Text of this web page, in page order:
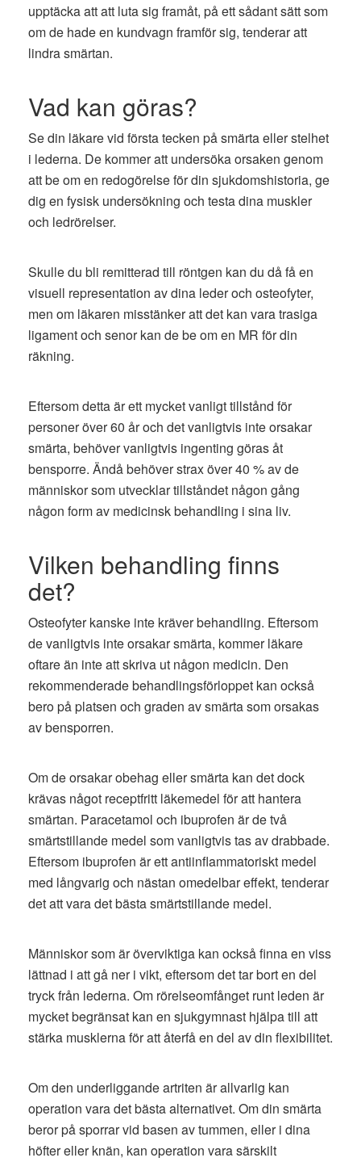
upptäcka att att luta sig framåt, på ett sådant sätt som
om de hade en kundvagn framför sig, tenderar att
lindra smärtan.
Vad kan göras?
Se din läkare vid första tecken på smärta eller stelhet
i lederna. De kommer att undersöka orsaken genom
att be om en redogörelse för din sjukdomshistoria, ge
dig en fysisk undersökning och testa dina muskler
och ledrörelser.
Skulle du bli remitterad till röntgen kan du då få en
visuell representation av dina leder och osteofyter,
men om läkaren misstänker att det kan vara trasiga
ligament och senor kan de be om en MR för din
räkning.
Eftersom detta är ett mycket vanligt tillstånd för
personer över 60 år och det vanligtvis inte orsakar
smärta, behöver vanligtvis ingenting göras åt
bensporre. Ändå behöver strax över 40 % av de
människor som utvecklar tillståndet någon gång
någon form av medicinsk behandling i sina liv.
Vilken behandling finns
det?
Osteofyter kanske inte kräver behandling. Eftersom
de vanligtvis inte orsakar smärta, kommer läkare
oftare än inte att skriva ut någon medicin. Den
rekommenderade behandlingsförloppet kan också
bero på platsen och graden av smärta som orsakas
av bensporren.
Om de orsakar obehag eller smärta kan det dock
krävas något receptfritt läkemedel för att hantera
smärtan. Paracetamol och ibuprofen är de två
smärtstillande medel som vanligtvis tas av drabbade.
Eftersom ibuprofen är ett antiinflammatoriskt medel
med långvarig och nästan omedelbar effekt, tenderar
det att vara det bästa smärtstillande medel.
Människor som är överviktiga kan också finna en viss
lättnad i att gå ner i vikt, eftersom det tar bort en del
tryck från lederna. Om rörelseomfånget runt leden är
mycket begränsat kan en sjukgymnast hjälpa till att
stärka musklerna för att återfå en del av din flexibilitet.
Om den underliggande artriten är allvarlig kan
operation vara det bästa alternativet. Om din smärta
beror på sporrar vid basen av tummen, eller i dina
höfter eller knän, kan operation vara särskilt